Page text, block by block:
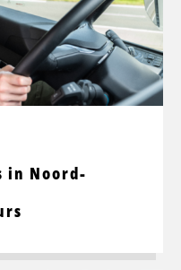
in Noord-